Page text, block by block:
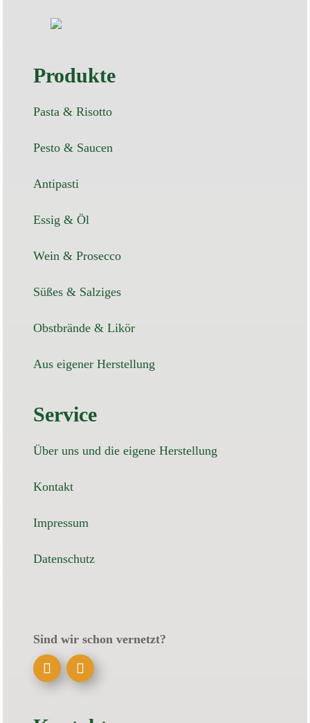
Produkte
Pasta & Risotto
Pesto & Saucen
Antipasti
Essig & Öl
Wein & Prosecco
Süßes & Salziges
Obstbrände & Likör
Aus eigener Herstellung
Service
Über uns und die eigene Herstellung
Kontakt
Impressum
Datenschutz
Sind wir schon vernetzt?